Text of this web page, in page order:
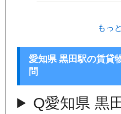
もっ
愛知県 黒田駅の賃貸
問
Q愛知県 黒